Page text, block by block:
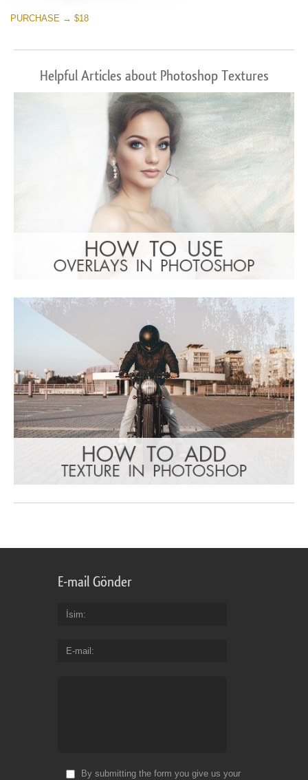
PURCHASE → $18
Helpful Articles about Photoshop Textures
E-mail Gönder
İsim
E-mail
By submitting the form you give us your